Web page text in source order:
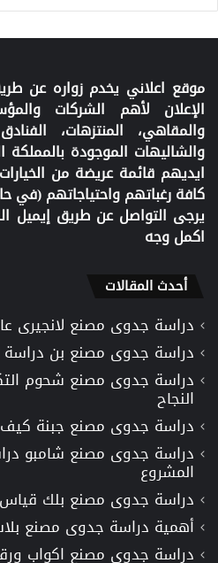
موقع اعلاني يخدم زواره عن
الإعلان لأهم الشركات
والمقاهي، المنتزهات،
والشاليهات الموجودة بالمملكة
ايديهم قائمة عريضة من
كافة رغباتهم واحتياجاتهم (في
يرجى التواصل عن طريق إيميل
اكمل وجه
أحدث المقالات
دراسة جدوى مصنع لانجيرى
دراسة جدوى مصنع بن دراسة
دراسة جدوى مصنع شحوم
النجاح
دراسة جدوى مصنع جبنة كيف
دراسة جدوى مصنع شامبو
المشروع
دراسة جدوى مصنع بلك
أهمية دراسة جدوى مصنع
دراسة جدوى مصنع اكواب